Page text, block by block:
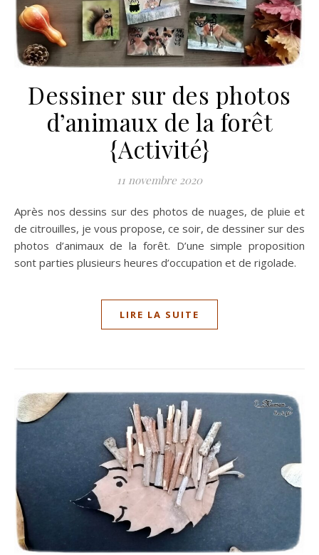
Dessiner sur des photos
d’animaux de la forêt
{Activité}
11 novembre 2020
Après nos dessins sur des photos de nuages, de pluie et
de citrouilles, je vous propose, ce soir, de dessiner sur des
photos d’animaux de la forêt. D’une simple proposition
sont parties plusieurs heures d’occupation et de rigolade.
LIRE LA SUITE